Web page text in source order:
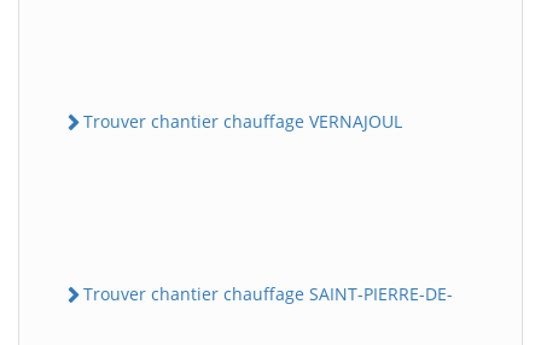
Trouver chantier chauffage VERNAJOUL
Trouver chantier chauffage SAINT-PIERRE-DE-